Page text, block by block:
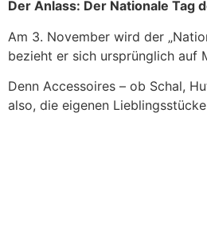
Der Anlass: Der Nationale Tag
Am 3. November wird der
bezieht er sich ursprünglich auf
Denn Accessoires – ob Schal,
also, die eigenen